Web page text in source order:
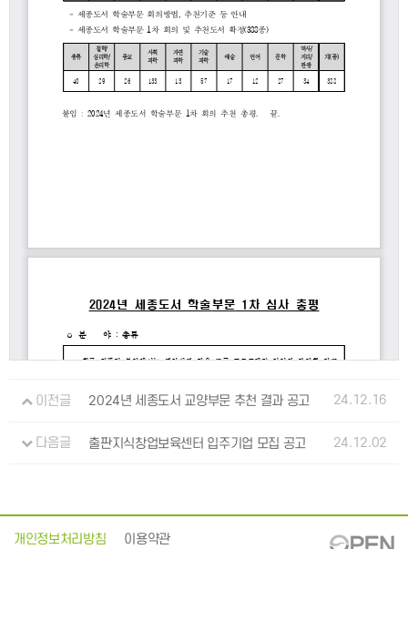
이전글 2024년 세종도서 교양부문 추천 결과 공고 24.12.16
다음글 출판지식창업보육센터 입주기업 모집 공고 24.12.02
개인정보처리방침 이용약관